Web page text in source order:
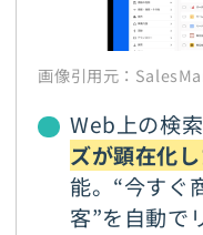
画像引用元：
Web上の検
ズが顕在化
能。“今すぐ
客”を自動で